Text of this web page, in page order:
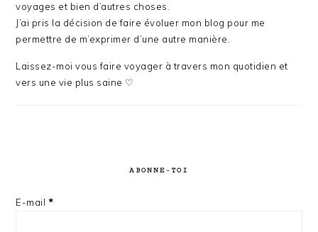
voyages et bien d’autres choses.
J’ai pris la décision de faire évoluer mon blog pour me
permettre de m’exprimer d’une autre manière.
Laissez-moi vous faire voyager à travers mon quotidien et
vers une vie plus saine ♡
ABONNE-TOI
E-mail *